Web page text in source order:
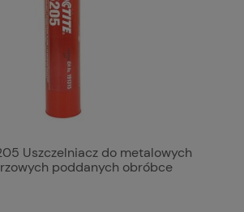
Uszczelniacz do metalowych
poddanych obróbce